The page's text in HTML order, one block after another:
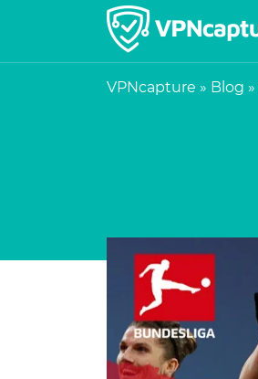
VPNcapture » Blog »